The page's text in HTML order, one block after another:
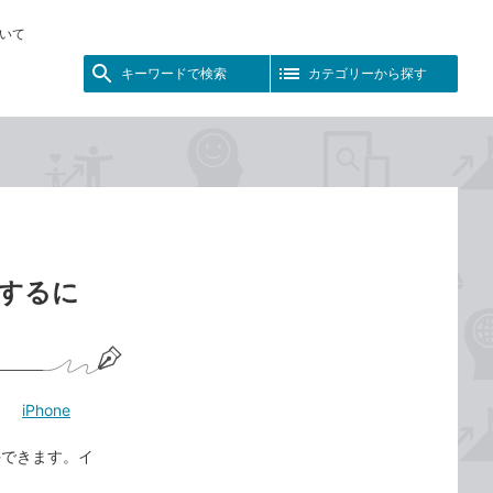
て
キーワードで検索 カテゴリーから探す
るに
iPhone
きます。イ